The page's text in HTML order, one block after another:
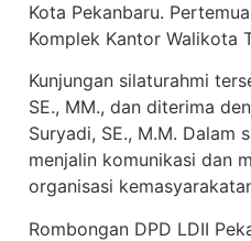
Kota Pekanbaru.
Komplek Kantor Walikota
Kunjungan silaturahmi
SE., MM., dan diterima
Suryadi, SE., M.M.
menjalin komunikasi dan
organisasi
Rombongan DPD LDII